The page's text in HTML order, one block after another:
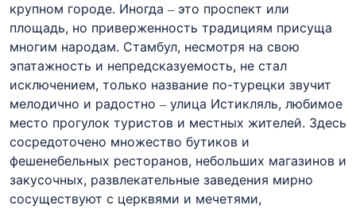
крупном городе. Иногда – это проспект или
площадь, но приверженность традициям присуща
многим народам. Стамбул, несмотря на свою
эпатажность и непредсказуемость, не стал
исключением, только название по-турецки звучит
мелодично и радостно – улица Истикляль, любимое
место прогулок туристов и местных жителей. Здесь
сосредоточено множество бутиков и
фешенебельных ресторанов, небольших магазинов и
закусочных, развлекательные заведения мирно
сосуществуют с церквями и мечетями,